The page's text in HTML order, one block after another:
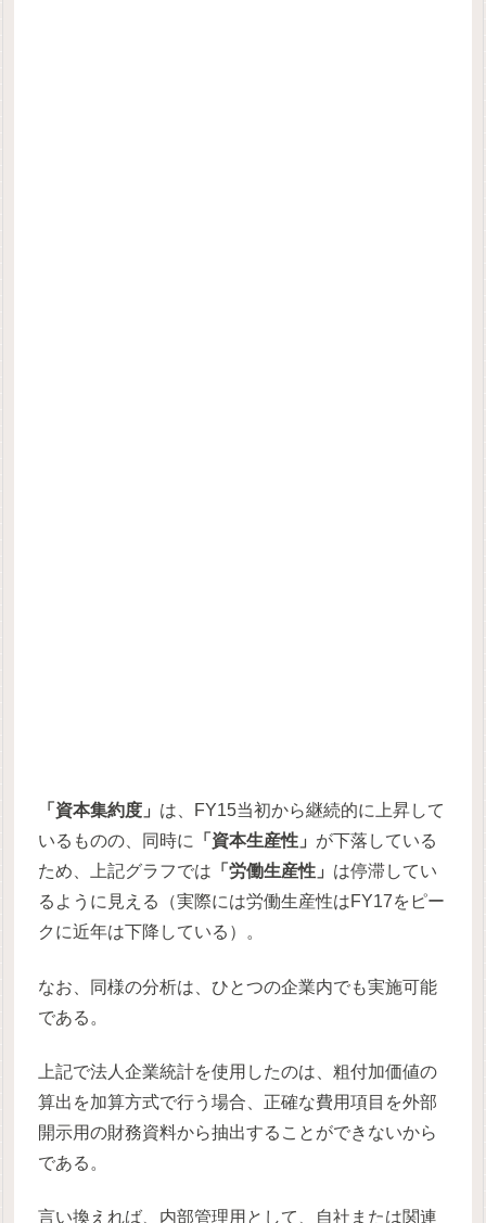
「資本集約度」 は、FY15当初から継続的に上昇して
いるものの、同時に
「資本生産性」 が下落している
ため、上記グラフでは 「労働生産性」 は停滞してい
るように見える（実際には労働生産性はFY17をピー
クに近年は下降している）。
なお、同様の分析は、ひとつの企業内でも実施可能
である。
上記で法人企業統計を使用したのは、粗付加価値の
算出を加算方式で行う場合、正確な費用項目を外部
開示用の財務資料から抽出することができないから
である。
言い換えれば、内部管理用として、自社または関連